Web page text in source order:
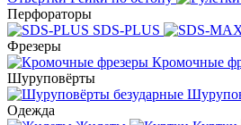
Перфораторы
SDS-PLUS
Фрезеры
Кромочные
Шуруповёрты
Одежда